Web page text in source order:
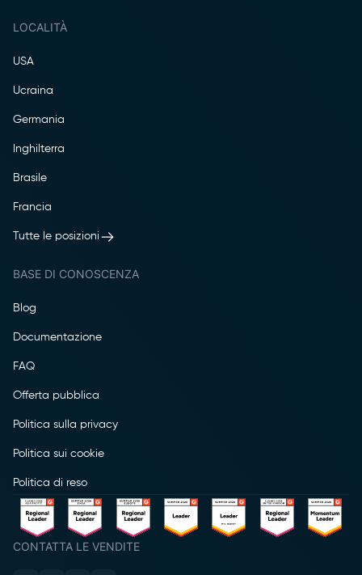
LOCALITÀ
USA
Ucraina
Germania
Inghilterra
Brasile
Francia
Tutte le posizioni
BASE DI CONOSCENZA
Blog
Documentazione
FAQ
Offerta pubblica
Politica sulla privacy
Politica sui cookie
Politica di reso
CONTATTA LE VENDITE